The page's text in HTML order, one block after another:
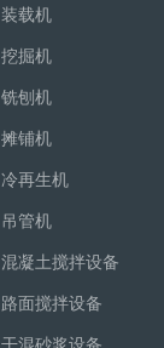
装载机
挖掘机
铣刨机
摊铺机
冷再生机
吊管机
混凝土搅拌设备
路面搅拌设备
干混砂浆设备